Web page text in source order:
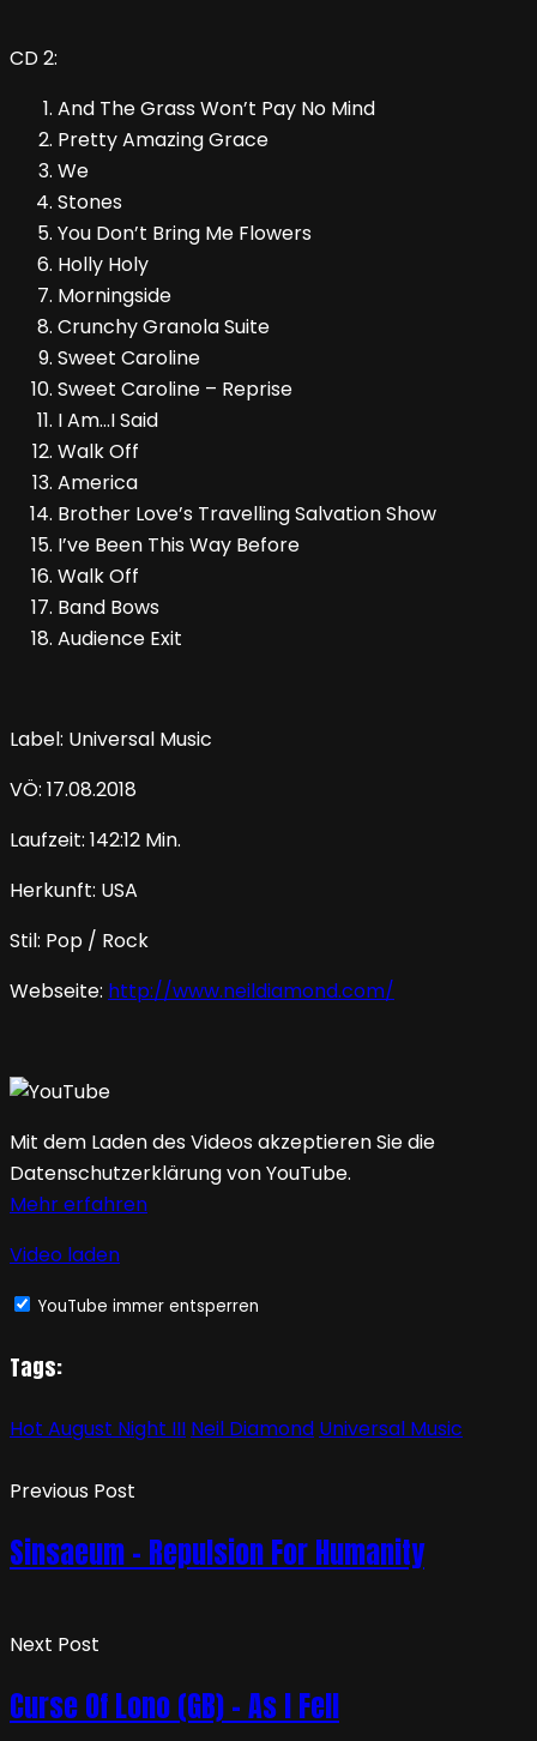
CD 2:
And The Grass Won’t Pay No Mind
Pretty Amazing Grace
We
Stones
You Don’t Bring Me Flowers
Holly Holy
Morningside
Crunchy Granola Suite
Sweet Caroline
Sweet Caroline – Reprise
I Am…I Said
Walk Off
America
Brother Love’s Travelling Salvation Show
I’ve Been This Way Before
Walk Off
Band Bows
Audience Exit
Label: Universal Music
VÖ: 17.08.2018
Laufzeit: 142:12 Min.
Herkunft: USA
Stil: Pop / Rock
Webseite: http://www.neildiamond.com/
Mit dem Laden des Videos akzeptieren Sie die
Datenschutzerklärung von YouTube.
Mehr erfahren
Video laden
YouTube immer entsperren
Tags:
Hot August Night III Neil Diamond Universal Music
Previous Post
Sinsaeum – Repulsion For Humanity
Next Post
Curse Of Lono (GB) – As I Fell